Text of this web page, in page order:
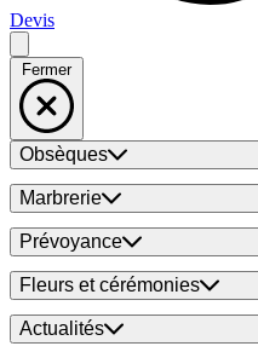
Devis
Fermer
Obsèques
Marbrerie
Prévoyance
Fleurs et cérémonies
Actualités